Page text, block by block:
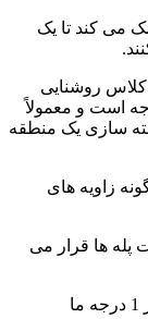
می کند تا یک
کلاس روشنایی
در 50 درجه و 60 درجه در 10 درجه است و معمولاً
سازی یک منطقه
زاویه های
پله ها قرار می